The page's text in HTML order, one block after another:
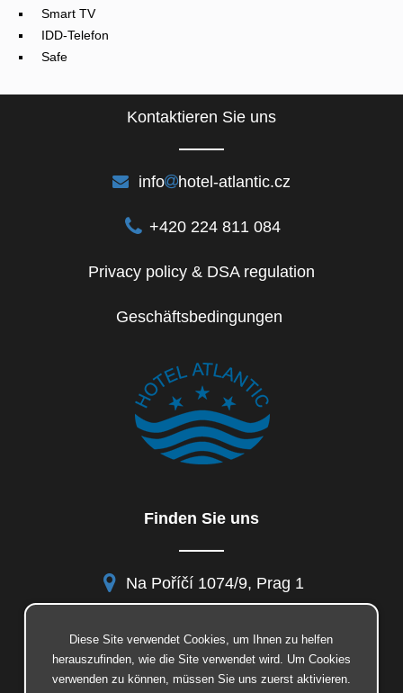
Smart TV
IDD-Telefon
Safe
Kontaktieren Sie uns
info hotel-atlantic.cz
+420 224 811 084
Privacy policy & DSA regulation
Geschäftsbedingungen
Finden Sie uns
Na Poříčí 1074/9, Prag 1
facebook
Diese Site verwendet Cookies, um Ihnen zu helfen
herauszufinden, wie die Site verwendet wird. Um Cookies
verwenden zu können, müssen Sie uns zuerst aktivieren.